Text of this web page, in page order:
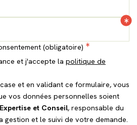
et j'accepte la politique de
et en validant ce formulaire, vous
vos données personnelles soient
et Conseil, responsable du
gestion et le suivi de votre demande.
(obligatoire)